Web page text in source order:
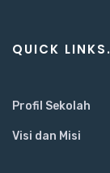
QUICK LINKS.
Profil Sekolah
Visi dan Misi